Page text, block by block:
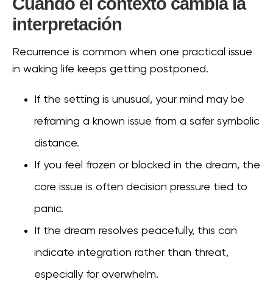
interpretación
Recurrence is common when one practical issue
in waking life keeps getting postponed.
If the setting is unusual, your mind may be
reframing a known issue from a safer symbolic
distance.
If you feel frozen or blocked in the dream, the
core issue is often decision pressure tied to
panic.
If the dream resolves peacefully, this can
indicate integration rather than threat,
especially for overwhelm.